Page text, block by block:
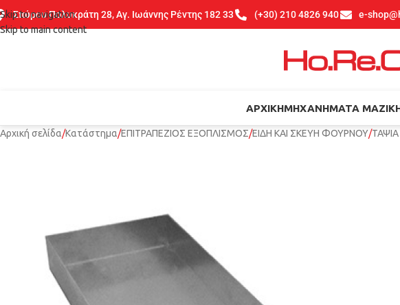
Skip to navigation
Skip to main content
Σπύρου Πολυκράτη 28, Αγ. Ιωάννης Ρέντης 182 33 (+30) 210 4826 940 e-
ΑΡΧΙΚΉΜΗΧΑΝΉΜΑΤΑ
Αρχική σελίδα Κατάστημα ΕΠΙΤΡΑΠΕΖΙΟΣ ΕΞΟΠΛΙΣΜΟΣ ΕΙΔΗ ΚΑΙ ΣΚΕΥΗ ΦΟΥΡΝΟΥ